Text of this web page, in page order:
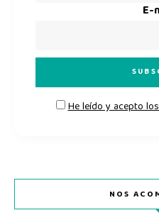
E-
He leído y acepto
NOS